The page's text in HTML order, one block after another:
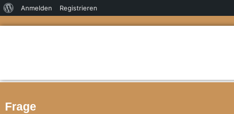
Anmelden Registrieren
Frage